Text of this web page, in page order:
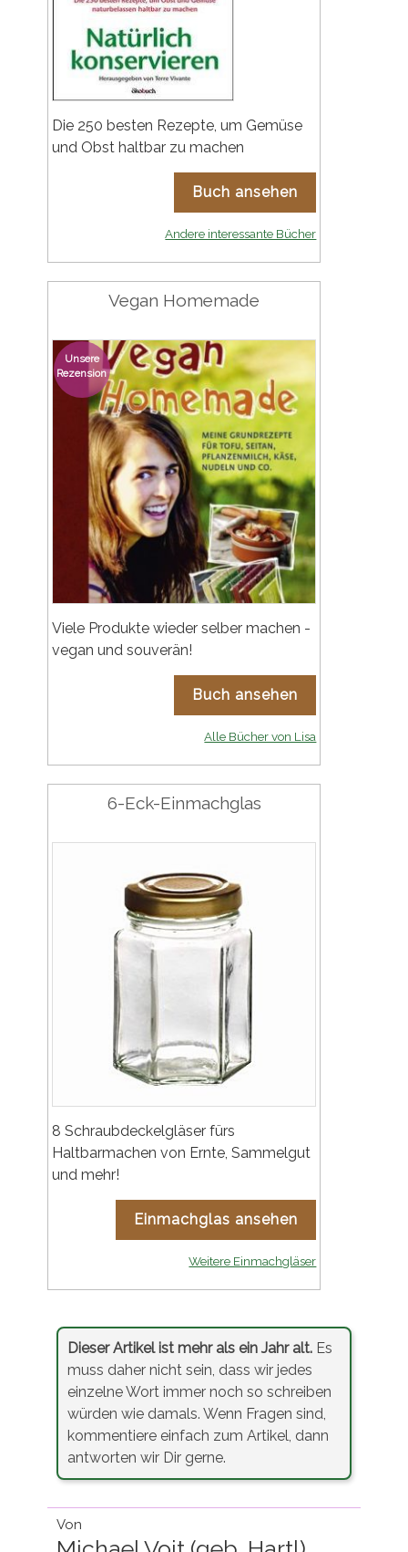
Die 250 besten Rezepte, um Gemüse
und Obst haltbar zu machen
Buch ansehen
Andere interessante Bücher
Vegan Homemade
Unsere
Rezension
Viele Produkte wieder selber machen -
vegan und souverän!
Buch ansehen
Alle Bücher von Lisa
6-Eck-Einmachglas
8 Schraubdeckelgläser fürs
Haltbarmachen von Ernte, Sammelgut
und mehr!
Einmachglas ansehen
Weitere Einmachgläser
Dieser Artikel ist mehr als ein Jahr alt. Es
muss daher nicht sein, dass wir jedes
einzelne Wort immer noch so schreiben
würden wie damals. Wenn Fragen sind,
kommentiere einfach zum Artikel, dann
antworten wir Dir gerne.
Von